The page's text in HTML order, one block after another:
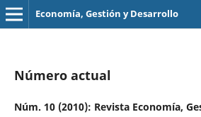
Economía, Gestión y Desarrollo
Número actual
Núm. 10 (2010): Revista Economía,